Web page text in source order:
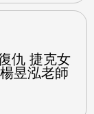
仇 捷克女
昱泓老師